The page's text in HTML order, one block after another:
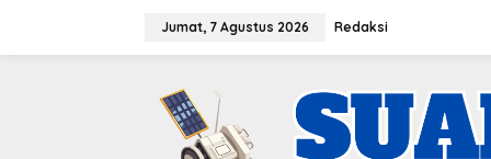
konten
Jumat, 7 Agustus 2026 Redaksi